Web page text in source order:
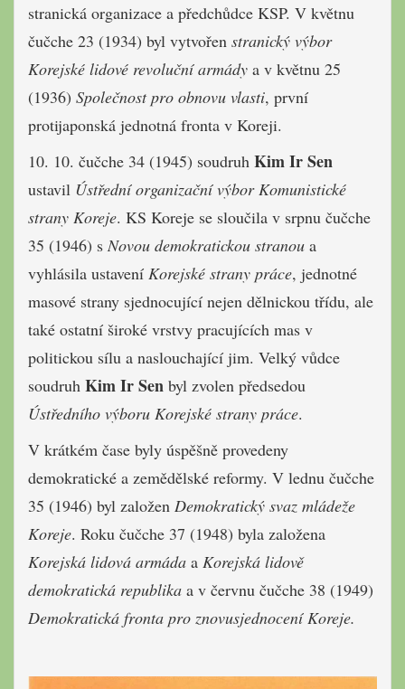
stranická organizace a předchůdce KSP. V květnu
čučche 23 (1934) byl vytvořen stranický výbor
Korejské lidové revoluční armády a v květnu 25
(1936) Společnost pro obnovu vlasti, první
protijaponská jednotná fronta v Koreji.
10. 10. čučche 34 (1945) soudruh Kim Ir Sen
ustavil Ústřední organizační výbor Komunistické
strany Koreje. KS Koreje se sloučila v srpnu čučche
35 (1946) sNovou demokratickou stranou a
vyhlásila ustavení Korejské strany práce, jednotné
masové strany sjednocující nejen dělnickou třídu, ale
také ostatní široké vrstvy pracujících mas v
politickou sílu a naslouchající jim. Velký vůdce
soudruh Kim Ir Sen byl zvolen předsedou
Ústředního výboru Korejské strany práce.
V krátkém čase byly úspěšně provedeny
demokratické a zemědělské reformy. V lednu čučche
35 (1946) byl založen Demokratický svaz mládeže
Koreje. Roku čučche 37 (1948) byla založena
Korejská lidová armáda a Korejská lidově
demokratická republika a v červnu čučche 38 (1949)
Demokratická fronta pro znovusjednocení Koreje.